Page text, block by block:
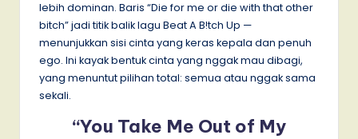
lebih dominan. Baris “Die for me or die with that other
bitch” jadi titik balik lagu Beat A B!tch Up —
menunjukkan sisi cinta yang keras kepala dan penuh
ego. Ini kayak bentuk cinta yang nggak mau dibagi,
yang menuntut pilihan total: semua atau nggak sama
sekali.
“You Take Me Out of My